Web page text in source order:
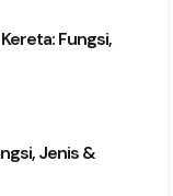
Fungsi,
Jenis &